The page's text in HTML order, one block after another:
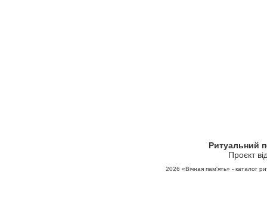
Ритуальний
Проєкт
2026 «Вічная пам'ять» - каталог